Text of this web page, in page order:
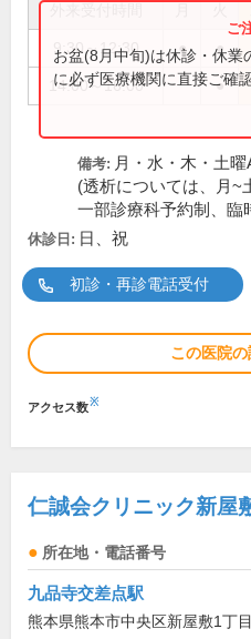
9:30～12:30 ● ●
14:00～16:00 ●
お盆(8月中旬)は休診・休業
に必ず医療機関に直接ご確
備考: 月・水・木・土
(透析については、月~
一部診療科予約制、臨
休診日: 日、祝
初診・再診電話受付
この医院
アクセス数※
仁誠会クリニック新屋
所在地・電話番号
九品寺交差点駅
熊本県熊本市中央区新屋敷1丁